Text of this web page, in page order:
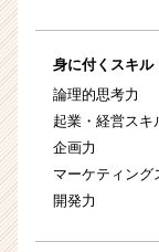
身に付くスキル
論理的思考力
起業・経営スキ
企画力
マーケティング
開発力